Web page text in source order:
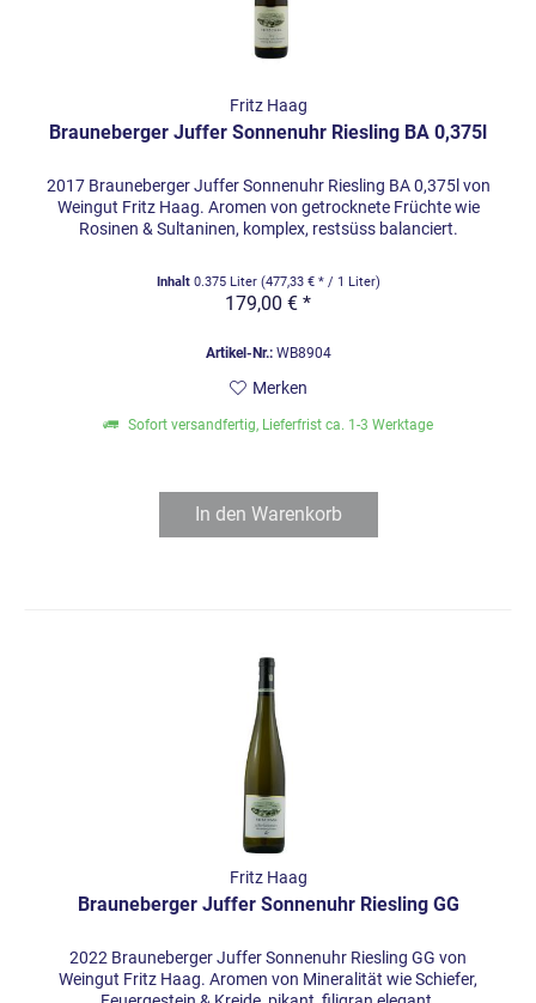
Fritz Haag
Brauneberger Juffer Sonnenuhr Riesling BA 0,375l
2017 Brauneberger Juffer Sonnenuhr Riesling BA 0,375l von
Weingut Fritz Haag. Aromen von getrocknete Früchte wie
Rosinen & Sultaninen, komplex, restsüss balanciert.
Inhalt 0.375 Liter (477,33 € * / 1 Liter)
179,00 € *
Artikel-Nr.:WB8904
Merken
Sofort versandfertig, Lieferfrist ca. 1-3 Werktage
In den Warenkorb
Fritz Haag
Brauneberger Juffer Sonnenuhr Riesling GG
2022 Brauneberger Juffer Sonnenuhr Riesling GG von
Weingut Fritz Haag. Aromen von Mineralität wie Schiefer,